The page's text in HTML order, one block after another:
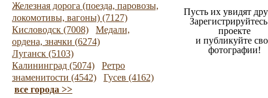
Железная дорога (поезда, паровозы,
локомотивы, вагоны) (7127)
Кисловодск (7008)
Медали,
ордена, значки (6274)
Луганск (5103)
Калининград (5074)
Ретро
знаменитости (4542)
Гусев (4162)
все города >>
Пусть их увидят
проекте
и публикуйте
фотографии!